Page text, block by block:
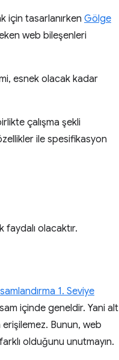
için tasarlanırken Gölge
web bileşenleri
esnek olacak kadar
çalışma şekli
ile spesifikasyon
faydalı olacaktır.
1. Seviye
içinde geneldir. Yani alt
Bunun, web
olduğunu unutmayın.